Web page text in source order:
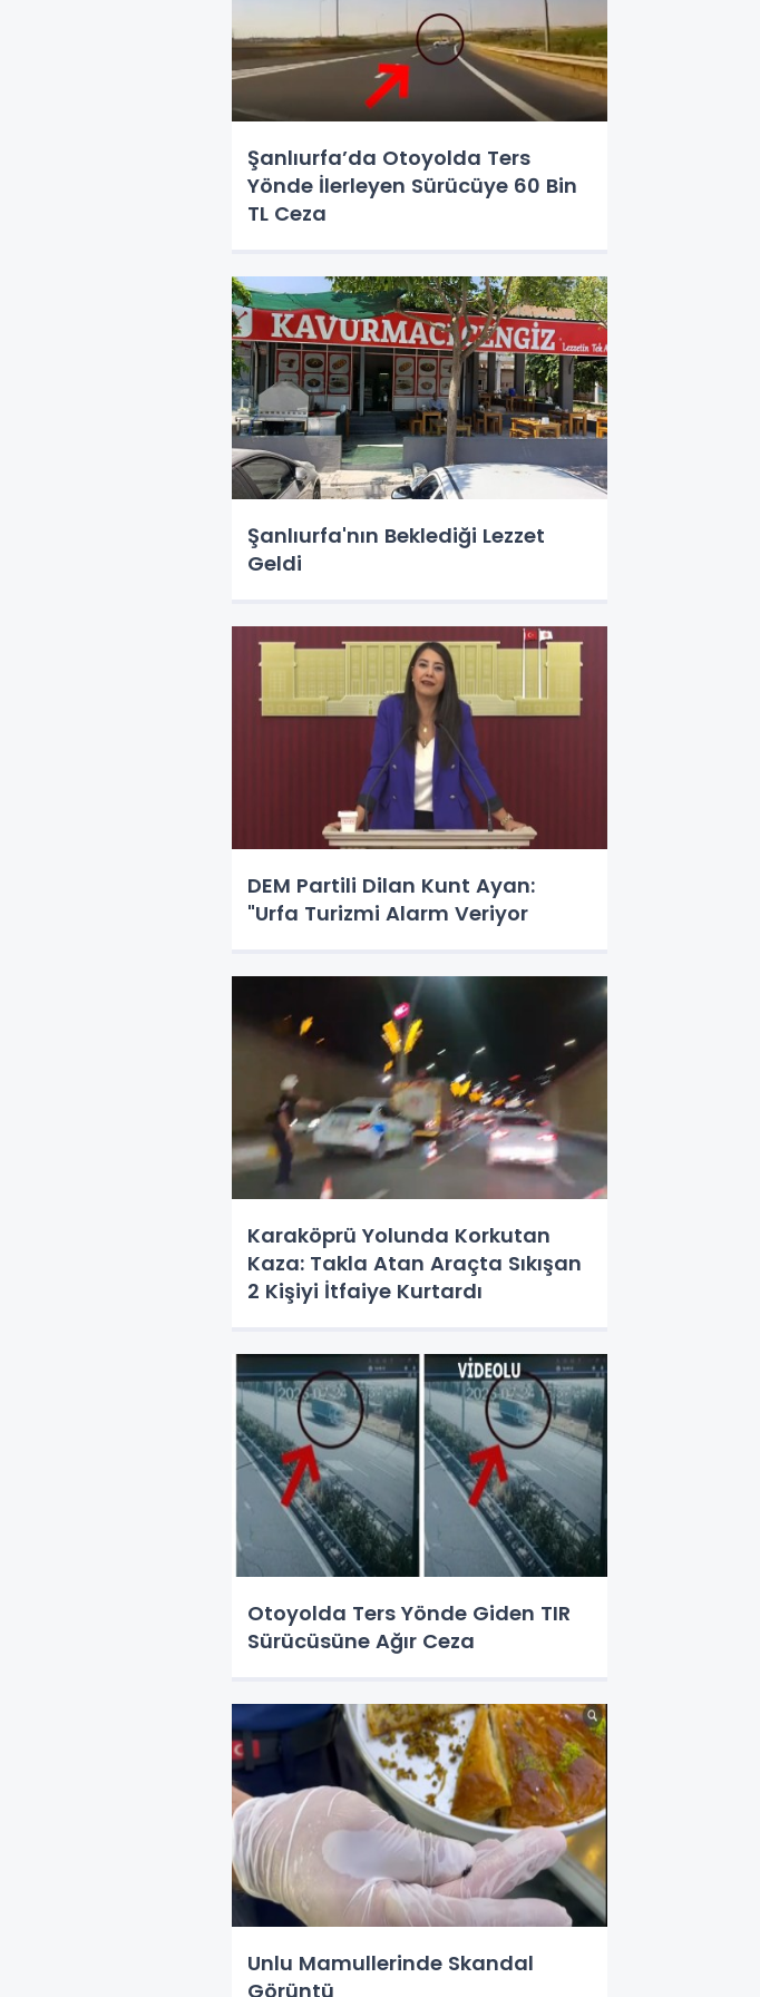
Şanlıurfa’da Otoyolda Ters
Yönde İlerleyen Sürücüye 60 Bin
TL Ceza
Şanlıurfa'nın Beklediği Lezzet
Geldi
DEM Partili Dilan Kunt Ayan:
"Urfa Turizmi Alarm Veriyor
Karaköprü Yolunda Korkutan
Kaza: Takla Atan Araçta Sıkışan
2 Kişiyi İtfaiye Kurtardı
Otoyolda Ters Yönde Giden TIR
Sürücüsüne Ağır Ceza
Unlu Mamullerinde Skandal
Görüntü